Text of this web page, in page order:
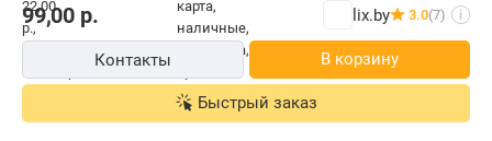
99,00 р. lix.by 3.0(7) i
Контакты В корзину
Быстрый заказ